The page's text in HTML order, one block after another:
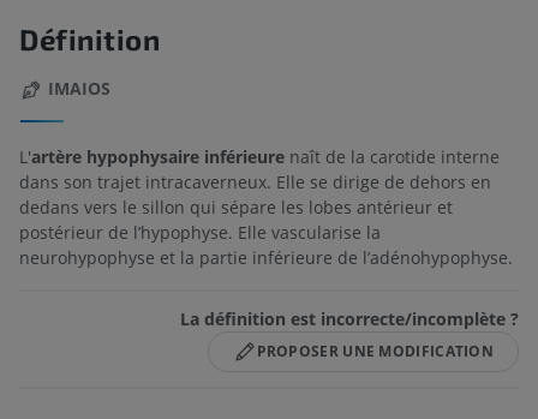
Définition
IMAIOS
L'artère hypophysaire inférieure naît de la carotide interne
dans son trajet intracaverneux. Elle se dirige de dehors en
dedans vers le sillon qui sépare les lobes antérieur et
postérieur de l’hypophyse. Elle vascularise la
neurohypophyse et la partie inférieure de l’adénohypophyse.
La définition est incorrecte/incomplète ?
PROPOSER UNE MODIFICATION